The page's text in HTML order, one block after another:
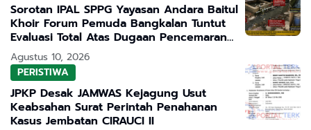
Sorotan IPAL SPPG Yayasan Andara Baitul
Khoir Forum Pemuda Bangkalan Tuntut
Evaluasi Total Atas Dugaan Pencemaran
Lingkungan
Agustus 10, 2026
PERISTIWA
JPKP Desak JAMWAS Kejagung Usut
Keabsahan Surat Perintah Penahanan
Kasus Jembatan CIRAUCI II